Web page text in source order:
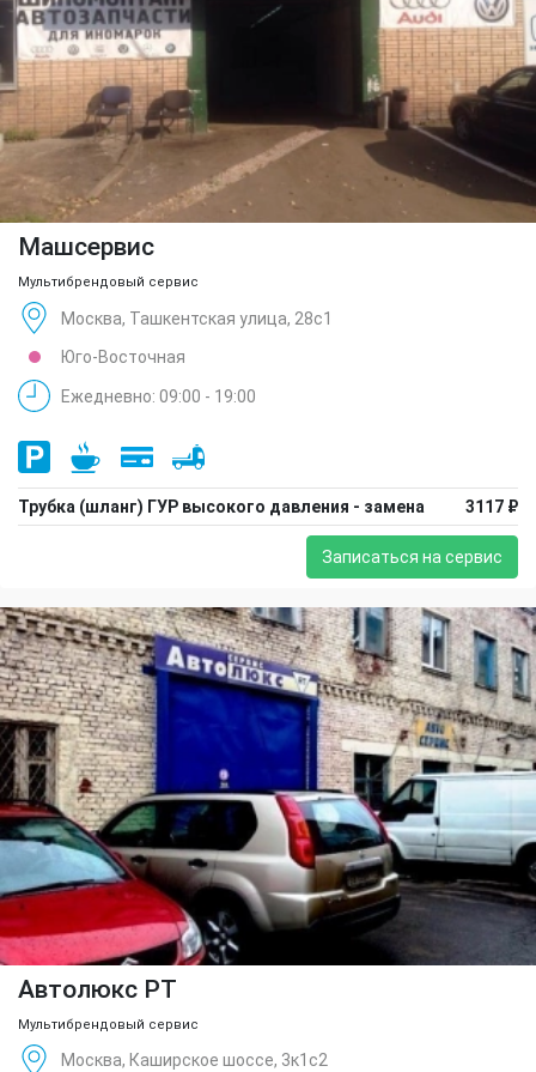
Машсервис
Мультибрендовый сервис
Москва, Ташкентская улица, 28с1
Юго-Восточная
Ежедневно: 09:00 - 19:00
Трубка (шланг) ГУР высокого давления - замена 3117 ₽
Записаться на сервис
Автолюкс РТ
Мультибрендовый сервис
Москва, Каширское шоссе, 3к1с2